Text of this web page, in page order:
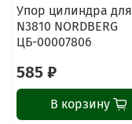
Упор цилиндра для
N3810 NORDBERG
ЦБ-00007806
585 ₽
В корзину